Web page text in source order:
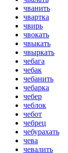
чванить
чвартка
чвирь
чвокать
чвыкать
чвыркать
чебага
чебак
чебанить
чебарка
чебер
чеблок
чебот
чебрец
чебурахать
чева
чевалить